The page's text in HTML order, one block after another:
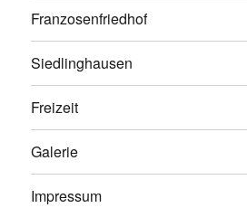
Franzosenfriedhof
Siedlinghausen
Freizeit
Galerie
Impressum